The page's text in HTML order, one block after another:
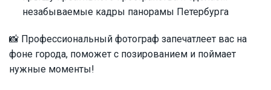
незабываемые кадры панорамы Петербурга
📸 Профессиональный фотограф запечатлеет вас на
фоне города, поможет c позированием и поймает
нужные моменты!